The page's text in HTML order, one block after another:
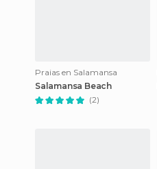
Praias en Salamansa
Salamansa Beach
(2)